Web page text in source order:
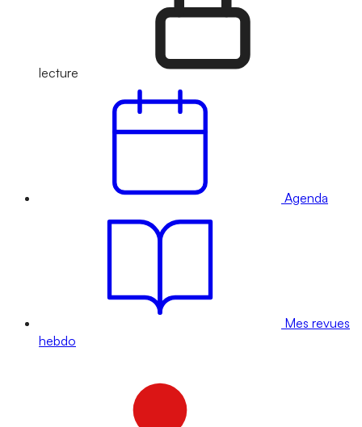
lecture
Agenda
Mes revues
hebdo